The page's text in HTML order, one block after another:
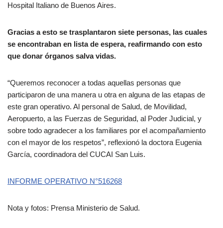
Hospital Italiano de Buenos Aires.
Gracias a esto se trasplantaron siete personas, las cuales
se encontraban en lista de espera, reafirmando con esto
que donar órganos salva vidas.
“Queremos reconocer a todas aquellas personas que
participaron de una manera u otra en alguna de las etapas de
este gran operativo. Al personal de Salud, de Movilidad,
Aeropuerto, a las Fuerzas de Seguridad, al Poder Judicial, y
sobre todo agradecer a los familiares por el acompañamiento
con el mayor de los respetos”, reflexionó la doctora Eugenia
García, coordinadora del CUCAI San Luis.
INFORME OPERATIVO N°516268
Nota y fotos: Prensa Ministerio de Salud.